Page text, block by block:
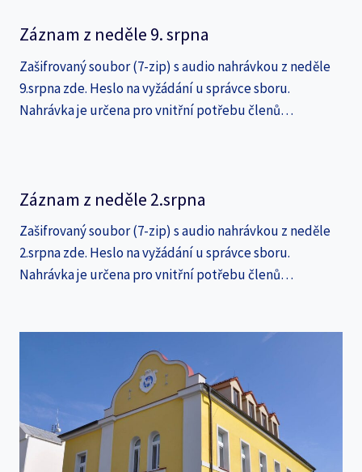
Záznam z neděle 9. srpna
Zašifrovaný soubor (7-zip) s audio nahrávkou z neděle
9.srpna zde. Heslo na vyžádání u správce sboru.
Nahrávka je určena pro vnitřní potřebu členů…
Záznam z neděle 2.srpna
Zašifrovaný soubor (7-zip) s audio nahrávkou z neděle
2.srpna zde. Heslo na vyžádání u správce sboru.
Nahrávka je určena pro vnitřní potřebu členů…